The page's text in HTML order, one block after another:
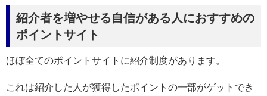
紹介者を増やせる自信がある人におすすめの
ポイントサイト
ほぼ全てのポイントサイトに紹介制度があります。
これは紹介した人が獲得したポイントの一部がゲットでき